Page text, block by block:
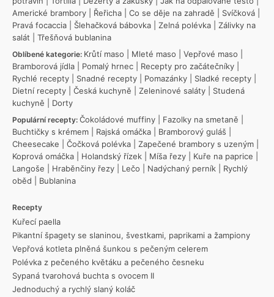
Americké brambory
Řeřicha Co se děje na zahradě Svíčková
Pravá focaccia
Šlehačková bábovka Zelná polévka
Zálivky na
salát
Třešňová bublanina
Oblíbené kategorie: Krůtí maso Mleté maso Vepřové maso
Bramborová jídla
Pomalý hrnec Recepty pro začátečníky
Rychlé recepty
Snadné recepty Pomazánky Sladké recepty
Dietní recepty
Česká kuchyně Zeleninové saláty
Studená
kuchyně
Dorty
Populární recepty: Čokoládové muffiny Fazolky na smetaně
Buchtičky s krémem
Rajská omáčka Bramborový guláš
Cheesecake
Čočková polévka Zapečené brambory s uzeným
Koprová omáčka
Holandský řízek Míša řezy Kuře na paprice
Langoše
Hraběnčiny řezy Lečo Nadýchaný perník
Rychlý
oběd
Bublanina
Recepty
Kuřecí paella
Pikantní špagety se slaninou, švestkami, paprikami a žampiony
Vepřová kotleta plněná šunkou s pečeným celerem
Polévka z pečeného květáku a pečeného česneku
Sypaná tvarohová buchta s ovocem II
Jednoduchý a rychlý slaný koláč